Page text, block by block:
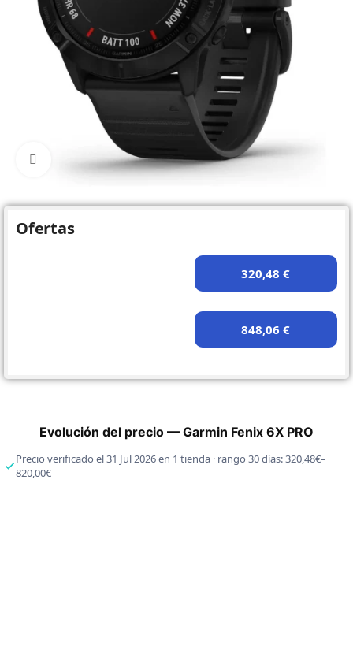
Click to enlarge
Ofertas
320,48 €
848,06 €
Evolución del precio — Garmin Fenix 6X PRO
Precio verificado el 31 Jul 2026 en 1 tienda · rango 30 días: 320,48€–
820,00€